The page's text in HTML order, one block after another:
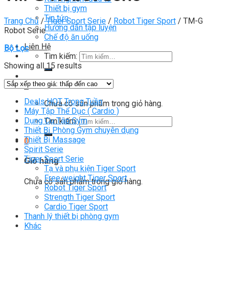
Thiết bị gym
Tin tức
Hướng dẫn tập luyện
Chế độ ăn uống
Liên Hệ
Tìm kiếm:
0
Chưa có sản phẩm trong giỏ hàng.
Tìm kiếm:
0
Giỏ hàng
Chưa có sản phẩm trong giỏ hàng.
Trang Chủ /Tiger Sport Serie / Robot Tiger Sport / TM-G
Robot Serie
Bộ Lọc
Showing all 15 results
Deals HOT Trong Tuần
Máy Tập Thể Dục ( Cardio )
Dụng Cụ Tập Gym
Thiết Bị Phòng Gym chuyên dụng
Thiết Bị Massage
Spirit Serie
Tiger Sport Serie
Tạ và phụ kiện Tiger Sport
Free weight Tiger Sport
Robot Tiger Sport
Strength Tiger Sport
Cardio Tiger Sport
Thanh lý thiết bị phòng gym
Khác